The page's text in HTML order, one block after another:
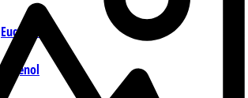
Eucaliptol
Eugenol